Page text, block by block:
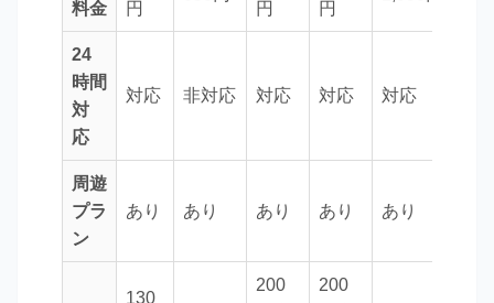
料金
円
円
円
24
時間
対
応
対応 非対応 対応 対応 対応
周遊
プラ
ン
あり あり あり あり あり
130
200
200